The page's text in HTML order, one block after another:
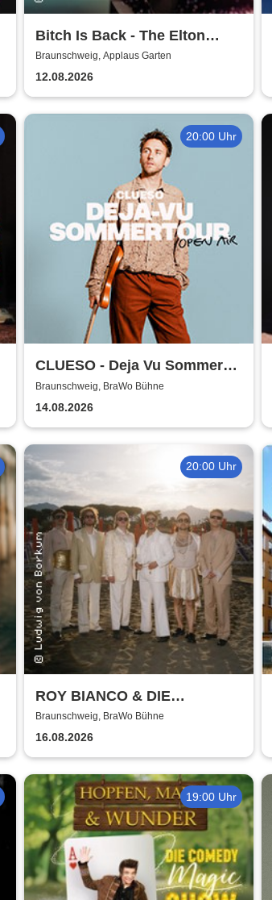
Bitch Is Back - The Elton
John Show
Braunschweig, Applaus Garten
12.08.2026
20:00 Uhr
CLUESO - Deja Vu Sommer
Open Air
Braunschweig, BraWo Bühne
14.08.2026
20:00 Uhr
ROY BIANCO & DIE
ABBRUNZATI BOYS - LIVE
2026
Braunschweig, BraWo Bühne
16.08.2026
19:00 Uhr